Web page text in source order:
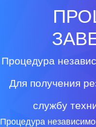
Процедура
Для получения
службу
Процедура